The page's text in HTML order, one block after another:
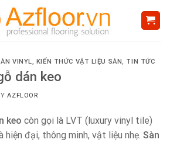
VINYL, KIẾN THỨC VẬT LIỆU SÀN, TIN TỨC
dán keo
AZFLOOR
keo còn gọi là LVT (luxury vinyl tile)
hiện đại, thông minh, vật liệu nhẹ. Sàn